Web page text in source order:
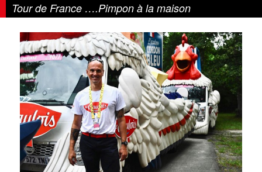
Tour de France ….Pimpon à la maison